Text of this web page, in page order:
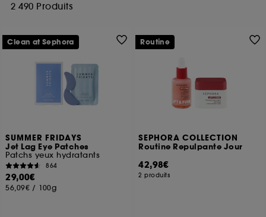
2 490 Produits
SUMMER FRIDAYS
Jet Lag Eye Patches
Patchs yeux hydratants
864
29,00€
56,09€ / 100g
Clean at Sephora
SEPHORA COLLECTION
Routine Repulpante Jour
42,98€
2 produits
Routine